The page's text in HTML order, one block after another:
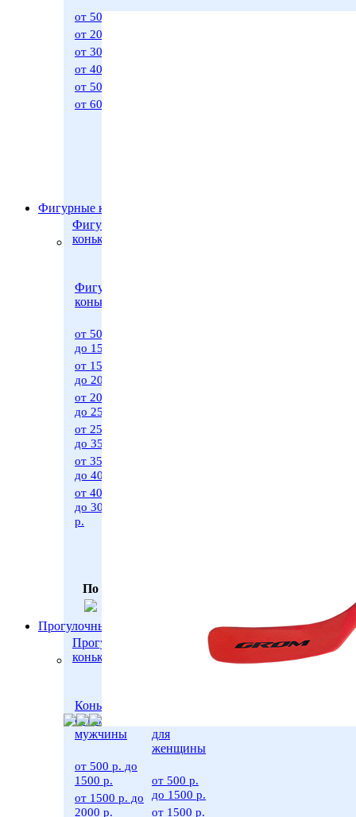
от 500 р. до 2000 р.
от 2000 р. до 3000 р.
от 3000 р. до 4000 р.
от 4000 р. до 5000 р.
от 5000 р. до 6000 р.
от 6000 р. до 30000 р.
Фигурные коньки
Фигурные
коньки
Фигурные
коньки
от 500 р.
до 1500 р.
от 1500 р.
до 2000 р.
от 2000 р.
до 2500 р.
от 2500 р.
до 3500 р.
от 3500 р.
до 4000 р.
от 4000 р.
до 30000
р.
По производителю
Прогулочные коньки
Прогулочные
коньки
Коньки для
отдыха для
мужчины
от 500 р. до
1500 р.
от 1500 р. до
2000 р.
для
женщины
от 500 р.
до 1500 р.
от 1500 р.